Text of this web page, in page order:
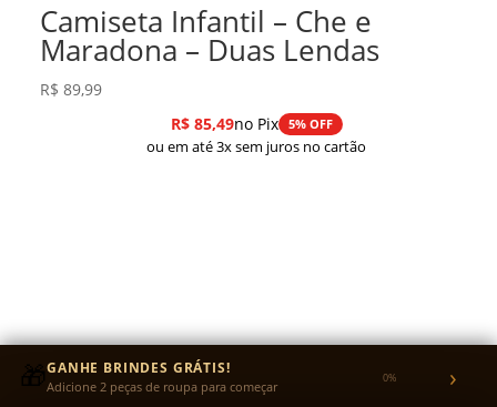
Camiseta Infantil – Che e
Maradona – Duas Lendas
R$ 89,99
R$85,49no Pix 5% OFF
ou em até 3x sem juros no cartão
🎁GANHE BRINDES GRÁTIS!
Adicione 2 peças de roupa para começar 0% ›